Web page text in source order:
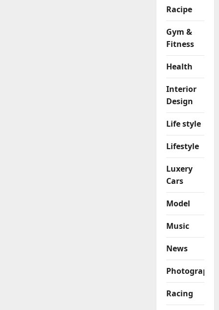
Racipe
Gym &
Fitness
Health
Interior
Design
Life style
Lifestyle
Luxery
Cars
Model
Music
News
Photography
Racing